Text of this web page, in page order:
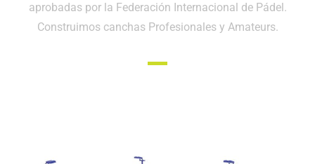
aprobadas por la Federación Internacional de Pádel.
Construimos canchas Profesionales y Amateurs.